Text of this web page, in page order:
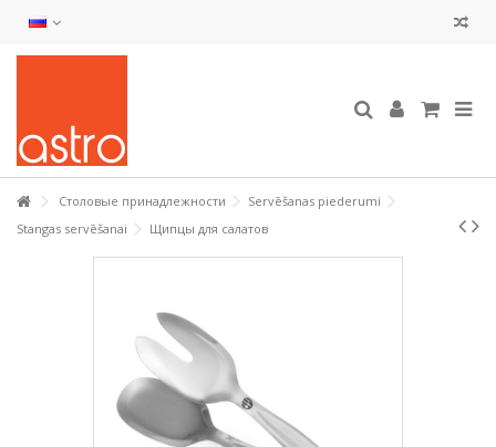
Столовые принадлежности
Servēšanas piederumi
Stangas servēšanai
Щипцы для салатов